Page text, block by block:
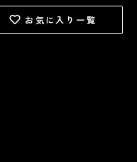
お気に入り一覧